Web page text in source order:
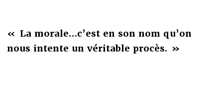
« La morale…c’est en son nom qu’on
nous intente un véritable procès. »